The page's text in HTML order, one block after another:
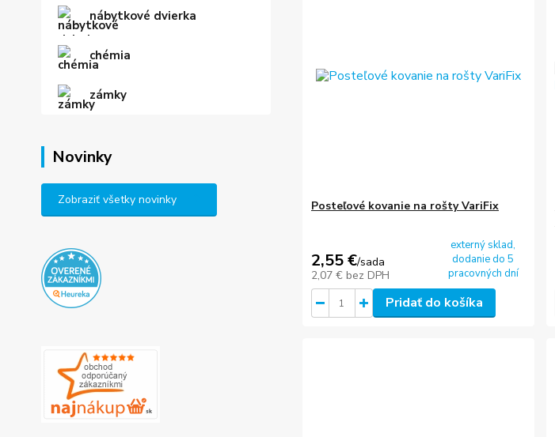
nábytkové dvierka
chémia
zámky
Novinky
Zobraziť všetky novinky Posteľové kovanie na rošty VariFix
2,55 €/sada
2,07 € bez DPH
externý sklad,
dodanie do 5
pracovných dní
Pridať do košíka